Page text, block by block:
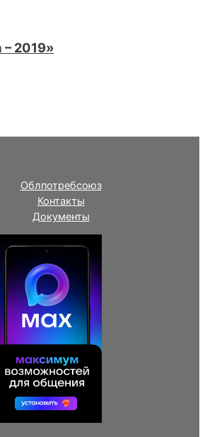
2019»
Облпотребсоюз
Контакты
Документы